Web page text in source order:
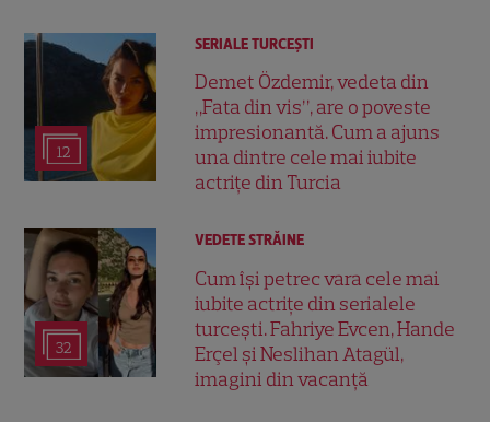
12
SERIALE TURCEŞTI
Demet Özdemir, vedeta din
„Fata din vis”, are o poveste
impresionantă. Cum a ajuns
una dintre cele mai iubite
actrițe din Turcia
32
VEDETE STRĂINE
Cum își petrec vara cele mai
iubite actrițe din serialele
turcești. Fahriye Evcen, Hande
Erçel și Neslihan Atagül,
imagini din vacanță